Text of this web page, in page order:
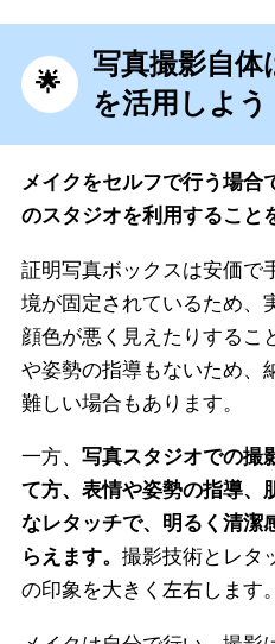
写真撮影自
を活用しよう
メイクをセルフで行う場合
のスタジオを利用すること
証明写真ボックスは安価で
境が固定されているため、
顔色が悪く見えたりするこ
や姿勢の指導もないため、
難しい場合もあります。
一方、 写真スタジオでの撮
て方、表情や姿勢の指導、
なレタッチで、明るく清潔
らえます。 撮影技術とレタ
の印象を大きく左右します。